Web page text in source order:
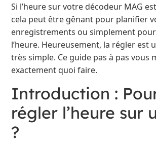
Si l’heure sur votre décodeur MAG
cela peut être gênant pour planifier
enregistrements ou simplement
l’heure. Heureusement, la régler est
très simple. Ce guide pas à pas vous
exactement quoi faire.
Introduction :
régler l’heure sur
?